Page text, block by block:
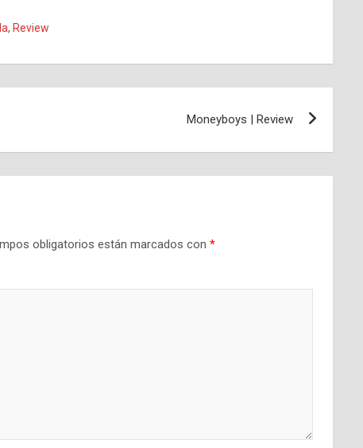
, Review
Moneyboys | Review
obligatorios están marcados con *